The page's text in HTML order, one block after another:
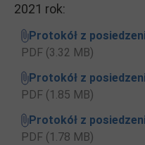
2021 rok:
Protokół z
PDF (3.32 MB)
Protokół z
PDF (1.85 MB)
Protokół z
PDF (1.78 MB)